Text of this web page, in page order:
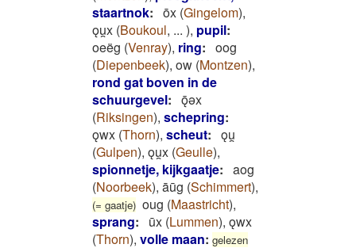
staartnok: ōx (Gingelom),
ǫu̯x (Boukoul, ... ), pupil:
oeëg (Venray), ring: oog
(Diepenbeek), ow (Montzen),
rond gat boven in de
schuurgevel: ǭǝx
(Riksingen), schepring:
ǫwx (Thorn), scheut: ǫu̯
(Gulpen), ǫu̯x (Geulle),
spionnetje, kijkgaatje: aog
(Noorbeek), āūg (Schimmert),
(= gaatje) oug (Maastricht),
sprang: ūx (Lummen), ǫwx
(Thorn), volle maan: gelezen